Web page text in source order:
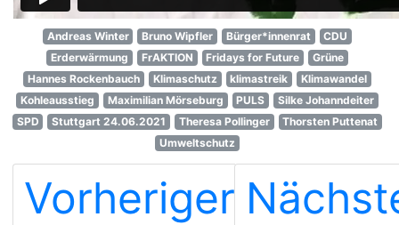
Andreas Winter Bruno Wipfler Bürger*innenrat
CDU
Erderwärmung
FrAKTION Fridays for Future
Grüne
Hannes Rockenbauch
Klimaschutz klimastreik
Klimawandel
Kohleausstieg
Maximilian Mörseburg PULS
Silke Johanndeiter
SPD
Stuttgart 24.06.2021 Theresa Pollinger
Thorsten Puttenat
Umweltschutz
Vorheriger